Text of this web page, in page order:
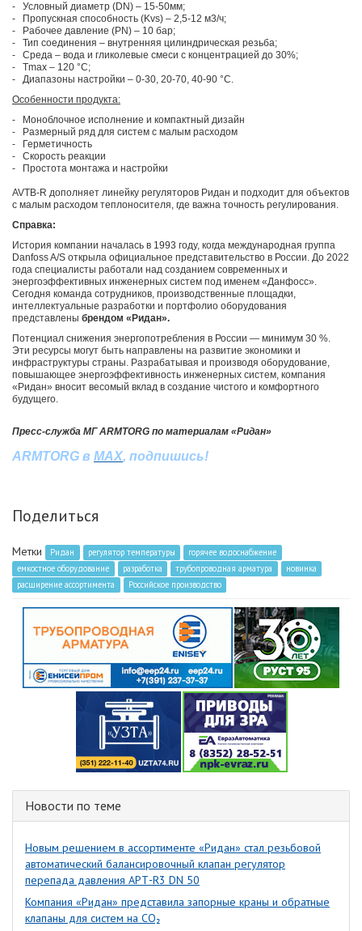
- Условный диаметр (DN) – 15-50мм;
- Пропускная способность (Kvs) – 2,5-12 м3/ч;
- Рабочее давление (PN) – 10 бар;
- Тип соединения – внутренняя цилиндрическая резьба;
- Среда – вода и гликолевые смеси с концентрацией до 30%;
- Тmах – 120 °С;
- Диапазоны настройки – 0-30, 20-70, 40-90 °C.
Особенности продукта:
- Моноблочное исполнение и компактный дизайн
- Размерный ряд для систем с малым расходом
- Герметичность
- Скорость реакции
- Простота монтажа и настройки
AVTB-R дополняет линейку регуляторов Ридан и подходит для объектов
с малым расходом теплоносителя, где важна точность регулирования.
Справка:
История компании началась в 1993 году, когда международная группа
Danfoss A/S открыла официальное представительство в России. До 2022
года специалисты работали над созданием современных и
энергоэффективных инженерных систем под именем «Данфосс».
Сегодня команда сотрудников, производственные площадки,
интеллектуальные разработки и портфолио оборудования
представлены брендом «Ридан».
Потенциал снижения энергопотребления в России — минимум 30 %.
Эти ресурсы могут быть направлены на развитие экономики и
инфраструктуры страны. Разрабатывая и производя оборудование,
повышающее энергоэффективность инженерных систем, компания
«Ридан» вносит весомый вклад в создание чистого и комфортного
будущего.
Пресс-служба МГ ARMTORG по материалам «Ридан»
ARMTORG в MAX, подпишись!
Поделиться
Метки Ридан регулятор температуры
горячее водоснабжение
емкостное оборудование
разработка трубопроводная арматура
новинка
расширение ассортимента
Российское производство
Новости по теме
Новым решением в ассортименте «Ридан» стал резьбовой
автоматический балансировочный клапан регулятор
перепада давления APT‑R3 DN 50
Компания «Ридан» представила запорные краны и обратные
клапаны для систем на CO₂